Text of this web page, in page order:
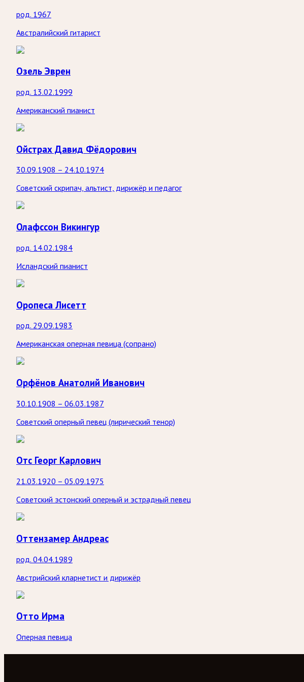
род. 1967
Австралийский гитарист
Озель Эврен
род. 13.02.1999
Американский пианист
Ойстрах Давид Фёдорович
30.09.1908 – 24.10.1974
Советский скрипач, альтист, дирижёр и педагог
Олафссон Викингур
род. 14.02.1984
Исландский пианист
Оропеса Лисетт
род. 29.09.1983
Американская оперная певица (сопрано)
Орфёнов Анатолий Иванович
30.10.1908 – 06.03.1987
Советский оперный певец (лирический тенор)
Отс Георг Карлович
21.03.1920 – 05.09.1975
Cоветский эстонский оперный и эстрадный певец
Оттензамер Андреас
род. 04.04.1989
Австрийский кларнетист и дирижёр
Отто Ирма
Оперная певица